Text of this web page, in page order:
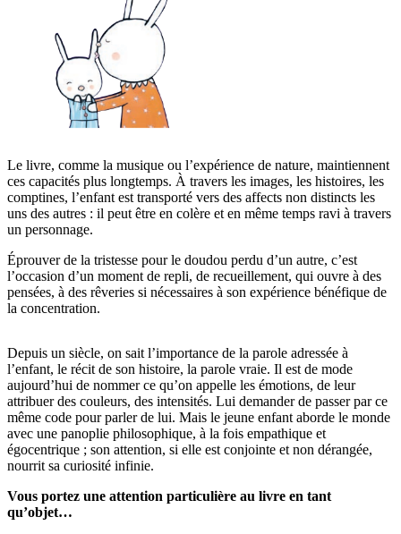
Le livre, comme la musique ou l’expérience de nature, maintiennent
ces capacités plus longtemps. À travers les images, les histoires, les
comptines, l’enfant est transporté vers des affects non distincts les
uns des autres : il peut être en colère et en même temps ravi à travers
un personnage.
Éprouver de la tristesse pour le doudou perdu d’un autre, c’est
l’occasion d’un moment de repli, de recueillement, qui ouvre à des
pensées, à des rêveries si nécessaires à son expérience bénéfique de
la concentration.
Depuis un siècle, on sait l’importance de la parole adressée à
l’enfant, le récit de son histoire, la parole vraie. Il est de mode
aujourd’hui de nommer ce qu’on appelle les émotions, de leur
attribuer des couleurs, des intensités. Lui demander de passer par ce
même code pour parler de lui. Mais le jeune enfant aborde le monde
avec une panoplie philosophique, à la fois empathique et
égocentrique ; son attention, si elle est conjointe et non dérangée,
nourrit sa curiosité infinie.
Vous portez une attention particulière au livre en tant
qu’objet…